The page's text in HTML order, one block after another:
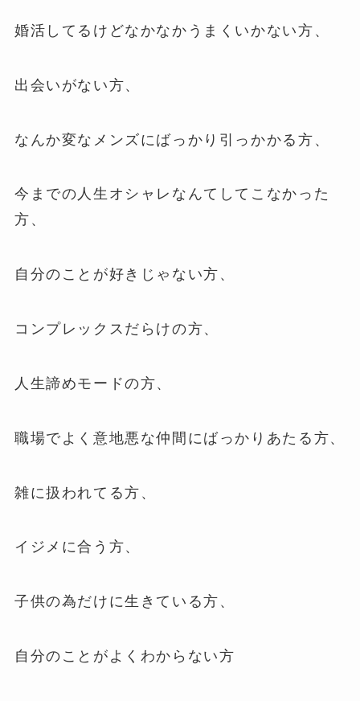
婚活してるけどなかなかうまくいかない方、
出会いがない方、
なんか変なメンズにばっかり引っかかる方、
今までの人生オシャレなんてしてこなかった
方、
自分のことが好きじゃない方、
コンプレックスだらけの方、
人生諦めモードの方、
職場でよく意地悪な仲間にばっかりあたる方、
雑に扱われてる方、
イジメに合う方、
子供の為だけに生きている方、
自分のことがよくわからない方